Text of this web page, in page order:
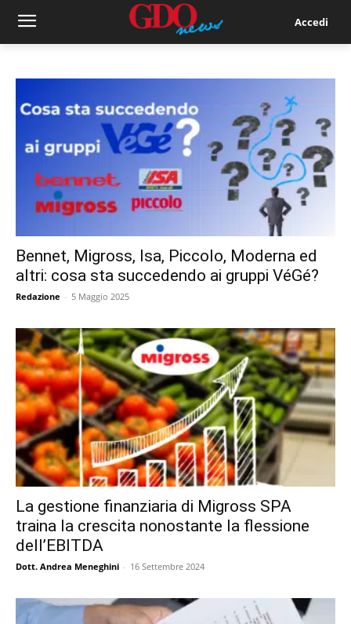
Accedi
Bennet, Migross, Isa, Piccolo, Moderna ed
altri: cosa sta succedendo ai gruppi VéGé?
Redazione - 5 Maggio 2025
La gestione finanziaria di Migross SPA
traina la crescita nonostante la flessione
dell’EBITDA
Dott. Andrea Meneghini - 16 Settembre 2024